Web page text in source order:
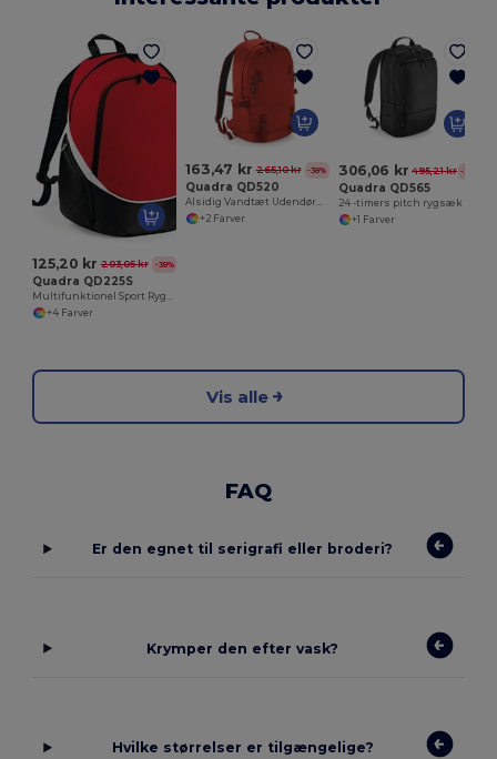
125,20 kr 203,05 kr -38%
Quadra QD225S
Multifunktionel Sport Rygsæk med Polstrede Stropper
+4 Farver
163,47 kr 265,10 kr -38%
Quadra QD520
Alsidig Vandtæt Udendørs Rygsæk til Eventyr
+2 Farver
306,06 kr 495,21 kr -38%
Quadra QD565
24 -timers pitch rygsæk
+1 Farver
Vis alle
FAQ
Er den egnet til serigrafi eller broderi?
Krymper den efter vask?
Hvilke størrelser er tilgængelige?